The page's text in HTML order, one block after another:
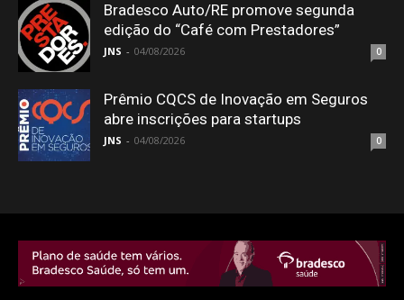
Bradesco Auto/RE promove segunda
edição do “Café com Prestadores”
JNS - 04/08/2026 0
Prêmio CQCS de Inovação em Seguros
abre inscrições para startups
JNS - 04/08/2026 0